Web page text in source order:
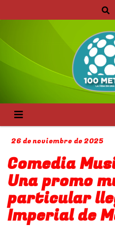
26 de noviembre de 2025
Comedia
Una promo
particular
Imperial de